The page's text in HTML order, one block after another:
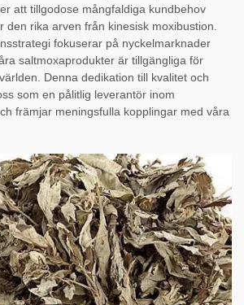
att tillgodose mångfaldiga kundbehov
den rika arven från kinesisk moxibustion.
fokuserar på nyckelmarknader
saltmoxaprodukter är tillgängliga för
Denna dedikation till kvalitet och
som en pålitlig leverantör inom
främjar meningsfulla kopplingar med våra